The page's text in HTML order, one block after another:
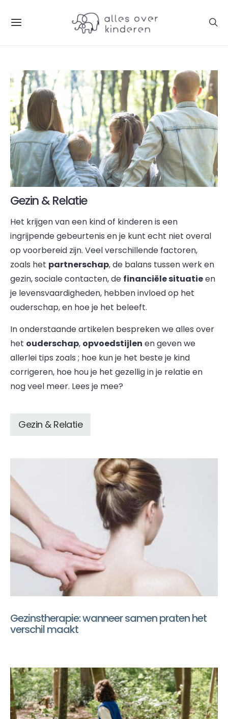
Gezin & Relatie
Het krijgen van een kind of kinderen is een
ingrijpende gebeurtenis en je kunt echt niet overal
op voorbereid zijn. Veel verschillende factoren,
zoals het partnerschap, de balans tussen werk en
gezin, sociale contacten, de financiële situatieen
je levensvaardigheden, hebben invloed op het
ouderschap, en hoe je het beleeft.
In onderstaande artikelen bespreken we alles over
het ouderschap, opvoedstijlen en geven we
allerlei tips zoals ; hoe kun je het beste je kind
corrigeren, hoe hou je het gezellig in je relatie en
nog veel meer. Lees je mee?
Gezin & Relatie
Gezinstherapie: wanneer samen praten het
verschil maakt